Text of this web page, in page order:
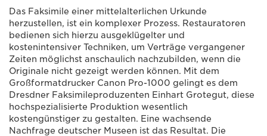
Das Faksimile einer mittelalterlichen Urkunde
herzustellen, ist ein komplexer Prozess. Restauratoren
bedienen sich hierzu ausgeklügelter und
kostenintensiver Techniken, um Verträge vergangener
Zeiten möglichst anschaulich nachzubilden, wenn die
Originale nicht gezeigt werden können. Mit dem
Großformatdrucker Canon Pro-1000 gelingt es dem
Dresdner Faksimileproduzenten Einhart Grotegut, diese
hochspezialisierte Produktion wesentlich
kostengünstiger zu gestalten. Eine wachsende
Nachfrage deutscher Museen ist das Resultat. Die